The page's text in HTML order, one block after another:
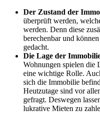
Der Zustand der
überprüft werden,
werden. Denn diese
berechenbar und
gedacht.
Die Lage der
Wohnungen spielen die
eine wichtige Rolle.
sich die Immobilie
Heutzutage sind vor
gefragt. Deswegen
lukrative Mieten zu